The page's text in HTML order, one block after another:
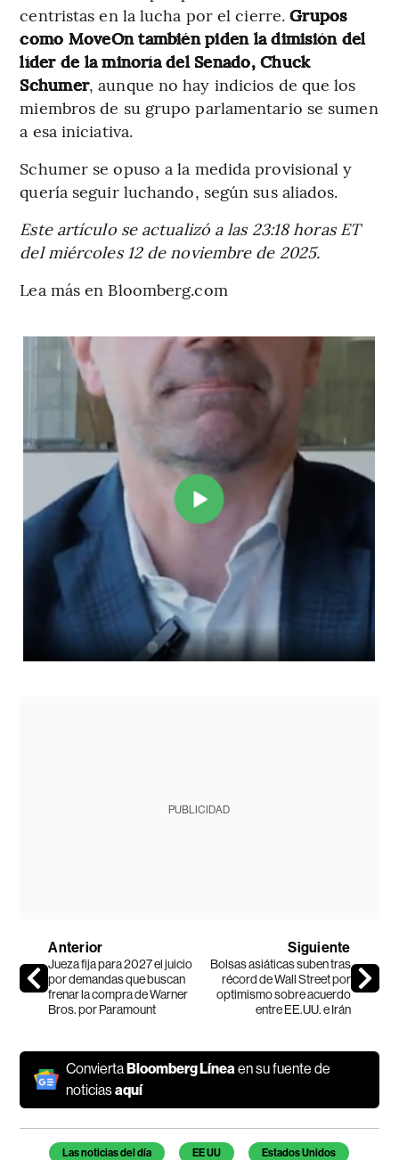
centristas en la lucha por el cierre.Grupos
como MoveOn también piden la dimisión del
líder de la minoría del Senado, Chuck
Schumer, aunque no hay indicios de que los
miembros de su grupo parlamentario se sumen
a esa iniciativa.
Schumer se opuso a la medida provisional y
quería seguir luchando, según sus aliados.
Este artículo se actualizó a las 23:18 horas ET
del miércoles 12 de noviembre de 2025.
Lea más en Bloomberg.com
PUBLICIDAD
Anterior
Jueza fija para 2027 el juicio
por demandas que buscan
frenar la compra de Warner
Bros. por Paramount
Siguiente
Bolsas asiáticas suben tras
récord de Wall Street por
optimismo sobre acuerdo
entre EE.UU. e Irán
ConviertaBloomberg Línea en su fuente de
noticiasaquí
Temas de este artículo
Las noticias del día EE UU Estados Unidos